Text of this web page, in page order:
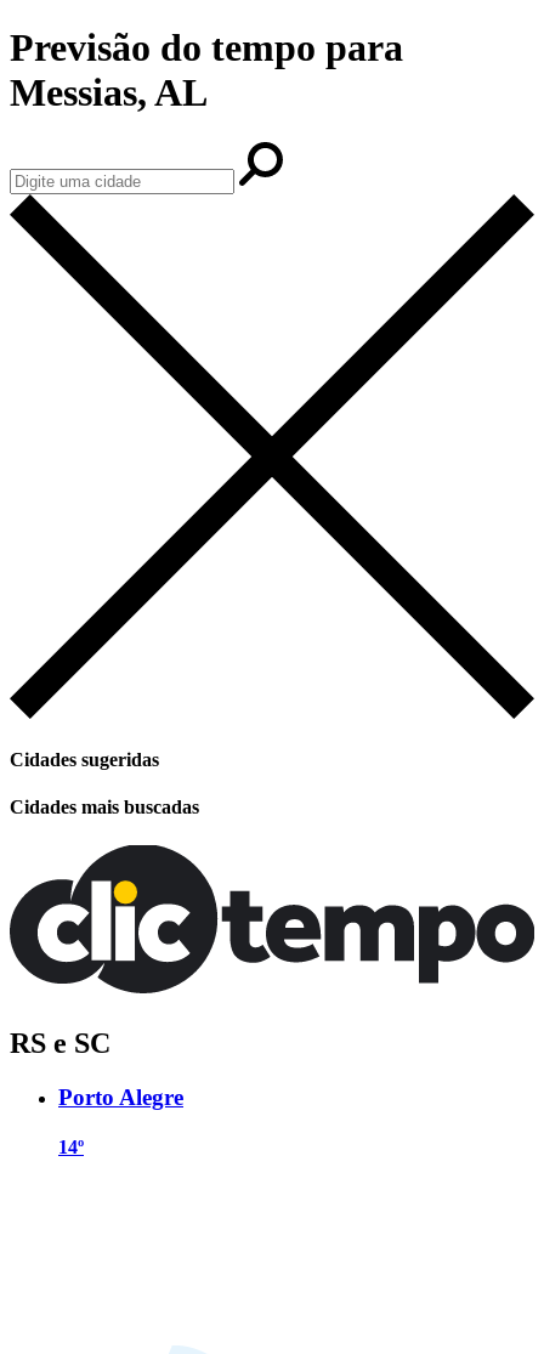
Previsão do tempo para
Messias, AL
Cidades sugeridas
Cidades mais buscadas
RS e SC
Porto Alegre
14º